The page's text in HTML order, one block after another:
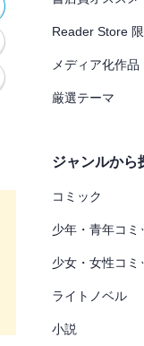
Reader Store
メディア化作品
厳選テーマ
ジャンルから
コミック
少年・青年コミ
少女・女性コミ
ライトノベル
小説